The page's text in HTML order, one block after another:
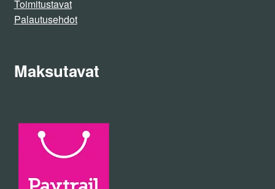
Toimitustavat
Palautusehdot
Maksutavat